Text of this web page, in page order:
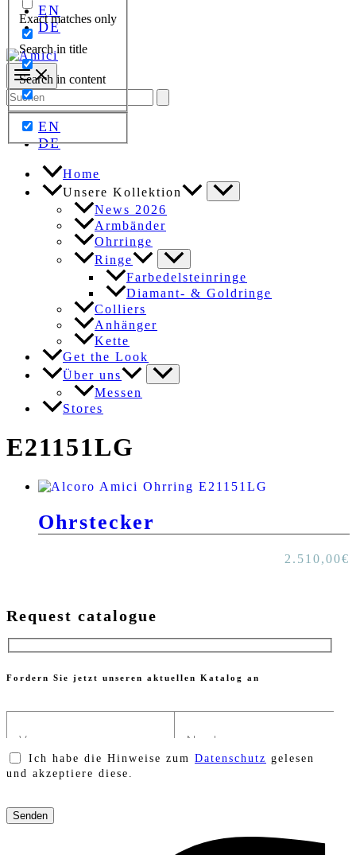
Exact matches only
Search in title
Search in content
EN
DE
Search
for:
EN
DE
Home
Unsere Kollektion
News 2026
Armbänder
Ohrringe
Ringe
Farbedelsteinringe
Diamant- & Goldringe
Colliers
Anhänger
Kette
Get the Look
Über uns
Messen
Stores
E21151LG
Ohrstecker
2.510,00€
Request catalogue
Fordern Sie jetzt unseren aktuellen Katalog an
Ich habe die Hinweise zum Datenschutz gelesen
und akzeptiere diese.
lasse